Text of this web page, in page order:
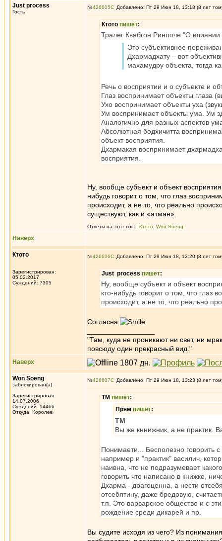
Just process
Гость
№426605 Добавлено: Пт 29 Июн 18, 13:18 (8 лет
Ктото пишет:
Тралег Кьябгон Ринпоче "О
Это субъективное
Дхармадхату – вот
махамудру объекта, тогда
Речь о восприятии и о субъекте и
Глаз воспринимает объекты глаза
Ухо воспринимает объекты уха
Ум воспринимает объекты ума. Ум
Аналогично для разных аспектов
Абсолютная бодхичитта
объект восприятия.
Дхармакая воспринимает
восприятия.
Ну, вообще субъект и объект
нибудь говорит о том, что глаз
происходит, а не то, что реально
существуют, как и «атман».
Ответы на этот пост: Ктото Won Soeng
Наверх
Ктото
Зарегистрирован:
05.02.2017
Суждений: 7305
№426606 Добавлено: Пт 29 Июн 18, 13:20 (8 лет
Just process пишет:
Ну, вообще субъект и объект
кто-нибудь говорит о том, что глаз
происходит, а не то, что реально
Согласна
"Там, куда не проникают ни свет, ни
повсюду один прекрасный вид."
Наверх
Won Soeng
заблокирован(а)
Зарегистрирован:
14.07.2006
Суждений: 14466
Откуда: Королев
№426607 Добавлено: Пт 29 Июн 18, 13:23 (8 лет
ТМ пишет:
Прям пишет:
ТМ
Вы же кннижник, а не практик.
Понимаети... Бесполезно говорить с
например и "практик" василич,
наивна, что не подразумевает
говорить что написано в книжке,
Дхарма - драгоценна, а нести
отсебятину, даже бредовую,
т.п. Это варварское общество и с
рождение среди дикарей и пр.
Вы судите исходя из чего? Из